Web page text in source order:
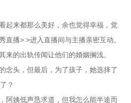
起来都那么美好，余也觉得幸福，觉
直播> >进入直播间与主播亲密互动。
来的出轨传闻让他们的婚姻搁浅。
念头，但最后，为了孩子，她选择了
？
阿姨低声恳求道，但我怎么能半途而